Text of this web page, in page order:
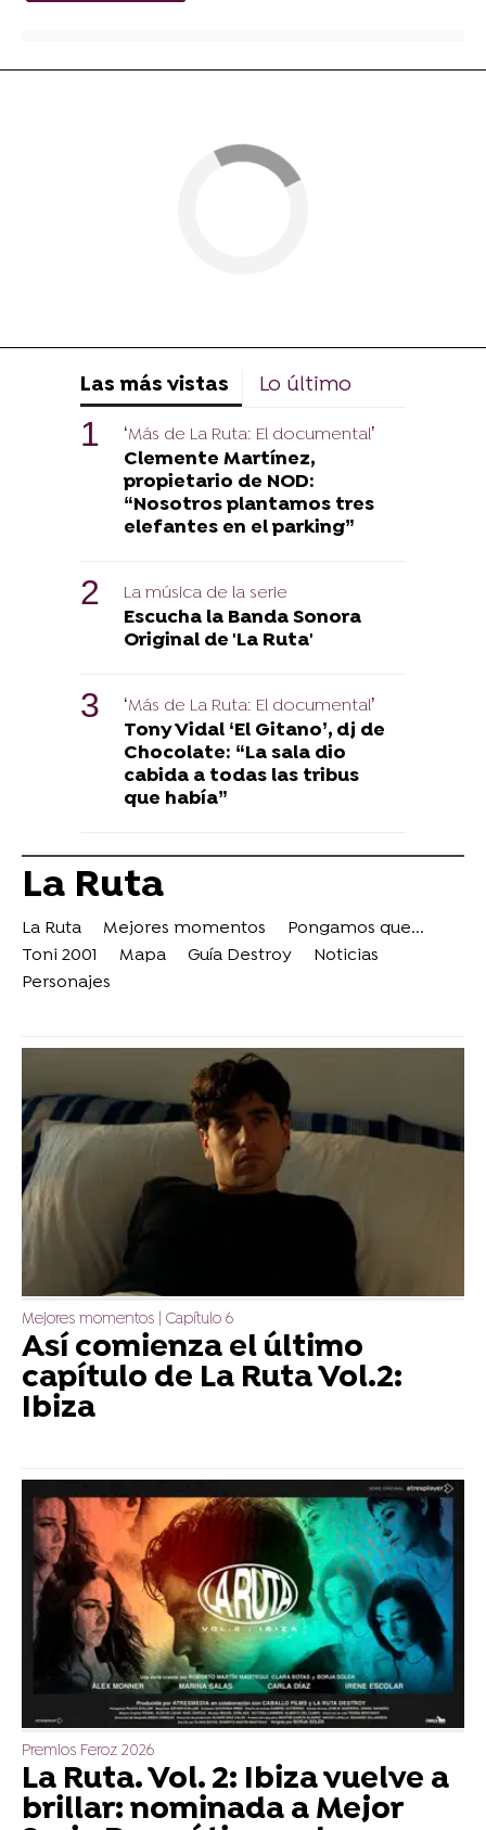
Las más vistas Lo último
‘Más de La Ruta: El documental’
Clemente Martínez,
propietario de NOD:
“Nosotros plantamos tres
elefantes en el parking”
La música de la serie
Escucha la Banda Sonora
Original de 'La Ruta'
‘Más de La Ruta: El documental’
Tony Vidal ‘El Gitano’, dj de
Chocolate: “La sala dio
cabida a todas las tribus
que había”
La Ruta
La Ruta Mejores momentos
Pongamos que...
Toni 2001
Mapa Guía Destroy
Noticias
Personajes
Mejores momentos | Capítulo 6
Así comienza el último
capítulo de La Ruta Vol.2:
Ibiza
Premios Feroz 2026
La Ruta. Vol. 2: Ibiza vuelve a
brillar: nominada a Mejor